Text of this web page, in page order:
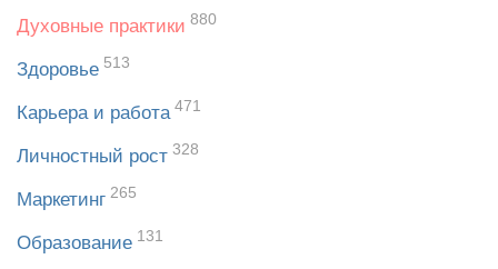
Духовные практики 880
Здоровье 513
Карьера и работа 471
Личностный рост 328
Маркетинг 265
Образование 131